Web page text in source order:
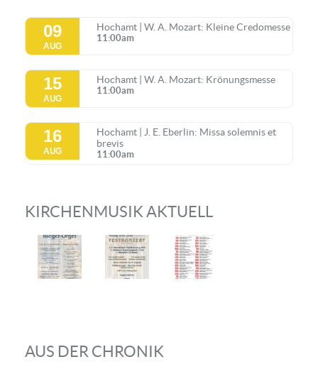
09
AUG
Hochamt | W. A. Mozart: Kleine Credomesse
11:00am
15
AUG
Hochamt | W. A. Mozart: Krönungsmesse
11:00am
16
AUG
Hochamt | J. E. Eberlin: Missa solemnis et
brevis
11:00am
KIRCHENMUSIK AKTUELL
AUS DER CHRONIK